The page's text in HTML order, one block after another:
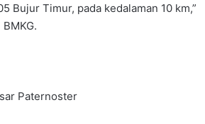
Bujur Timur, pada kedalaman 10 km,”
Paternoster